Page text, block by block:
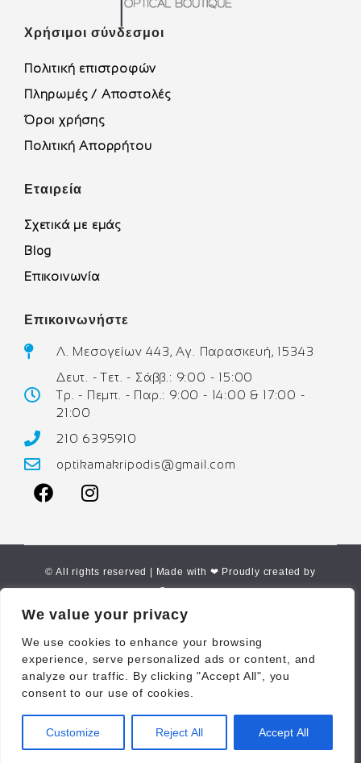
We value your privacy
We use cookies to enhance your browsing
experience, serve personalized ads or content, and
analyze our traffic. By clicking "Accept All", you
consent to our use of cookies.
Customize Reject All Accept All
Χρήσιμοι σύνδεσμοι
Πολιτική επιστροφών
Πληρωμές / Αποστολές
Όροι χρήσης
Πολιτική Απορρήτου
Εταιρεία
Σχετικά με εμάς
Blog
Επικοινωνία
Επικοινωνήστε
Λ. Μεσογείων 443, Αγ. Παρασκευή, 15343
Δευτ. - Τετ. - Σάββ.: 9:00 - 15:00
Τρ. - Πεμπ. - Παρ.: 9:00 - 14:00 & 17:00 -
21:00
210 6395910
optikamakripodis@gmail.com
© All rights reserved | Made with ❤ Proudly created by
Corne.gr